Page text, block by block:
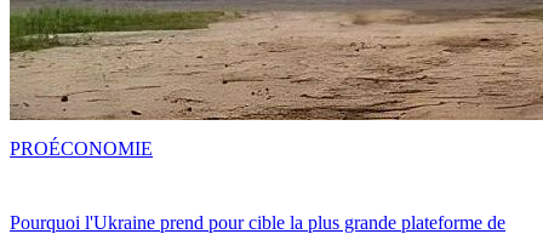
Pourquoi l'Ukraine prend pour cible la plus grande plateforme de
PROÉCONOMIE